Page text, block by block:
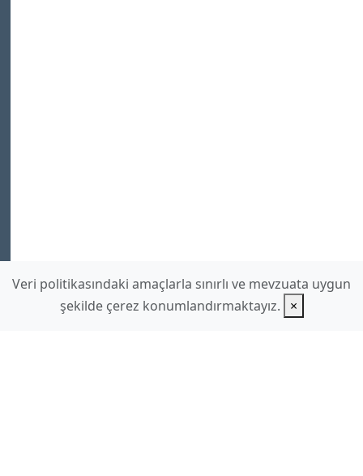
Veri politikasındaki amaçlarla sınırlı ve mevzuata uygun
şekilde çerez konumlandırmaktayız.
×